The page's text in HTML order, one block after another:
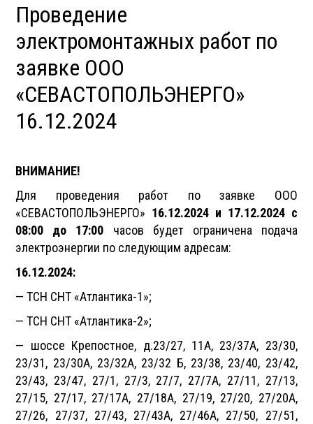
Проведение
электромонтажных работ по
заявке ООО
«СЕВАСТОПОЛЬЭНЕРГО»
16.12.2024
ВНИМАНИЕ!
Для проведения работ по заявке ООО
«СЕВАСТОПОЛЬЭНЕРГО» 16.12.2024 и 17.12.2024 с
08:00 до 17:00 часов будет ограничена подача
электроэнергии по следующим адресам:
16.12.2024:
— ТСН СНТ «Атлантика-1»;
— ТСН СНТ «Атлантика-2»;
— шоссе Крепостное, д.23/27, 11А, 23/37А, 23/30,
23/31, 23/30А, 23/32А, 23/32 Б, 23/38, 23/40, 23/42,
23/43, 23/47, 27/1, 27/3, 27/7, 27/7А, 27/11, 27/13,
27/15, 27/17, 27/17А, 27/18А, 27/19, 27/20, 27/20А,
27/26, 27/37, 27/43, 27/43А, 27/46А, 27/50, 27/51,